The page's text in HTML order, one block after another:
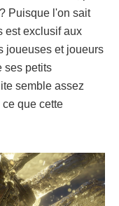
Puisque l'on sait
est exclusif aux
joueuses et joueurs
ses petits
semble assez
que cette